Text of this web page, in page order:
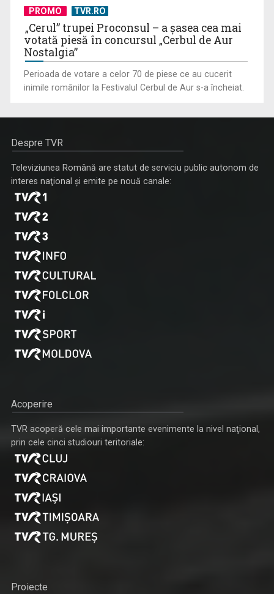
PROMO TVR.RO
„Cerul” trupei Proconsul – a şasea cea mai
votată piesă în concursul „Cerbul de Aur
Nostalgia”
Perioada de votare a celor 70 de piese ce au cucerit
inimile românilor la Festivalul Cerbul de Aur s-a încheiat.
Despre TVR
Televiziunea Română are statut de serviciu public autonom de
interes naţional şi emite pe nouă canale:
Acoperire
TVR acoperă cele mai importante evenimente la nivel naţional,
prin cele cinci studiouri teritoriale:
Proiecte